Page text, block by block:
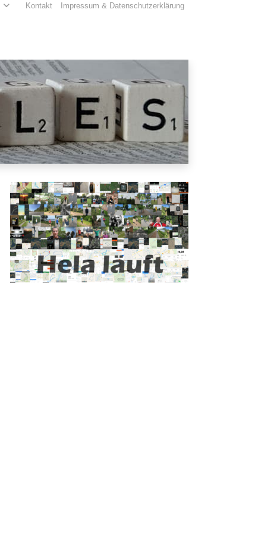
Kontakt Impressum & Datenschutzerklärung